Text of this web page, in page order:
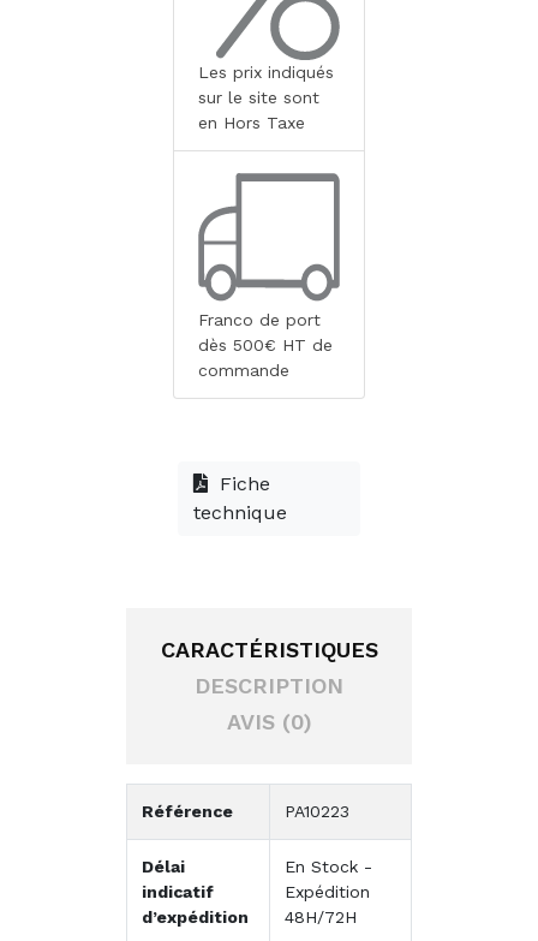
Les prix indiqués
sur le site sont
en Hors Taxe
Franco de port
dès 500€ HT de
commande
Fiche
technique
CARACTÉRISTIQUES
DESCRIPTION
AVIS (0)
Référence PA10223
Délai
indicatif
d’expédition
En Stock -
Expédition
48H/72H